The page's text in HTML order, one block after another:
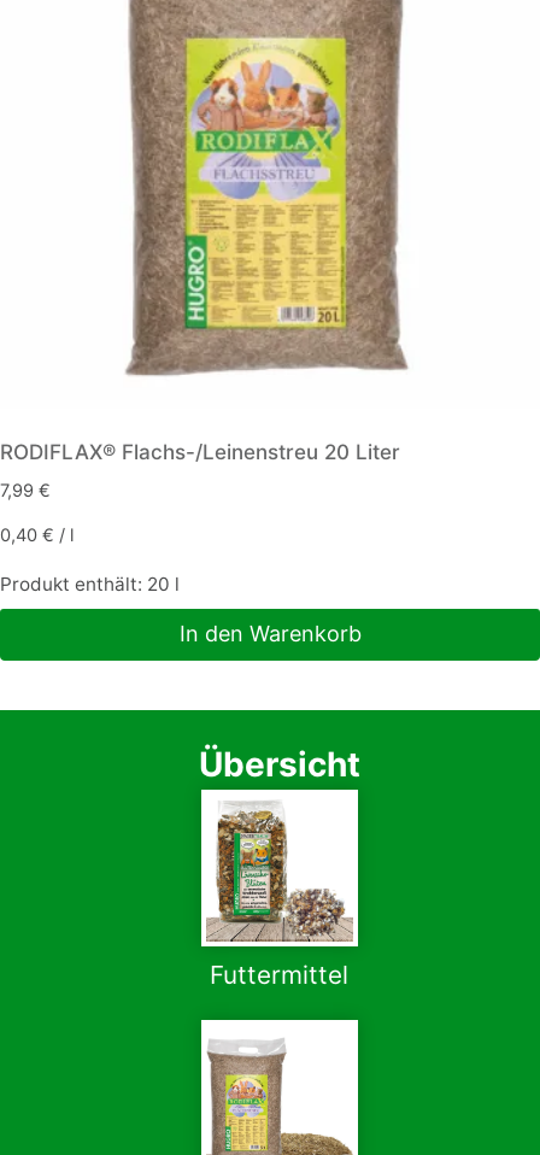
RODIFLAX® Flachs-/Leinenstreu 20 Liter
7,99 €
0,40 € / l
Produkt enthält: 20 l
In den Warenkorb
Übersicht
Futtermittel